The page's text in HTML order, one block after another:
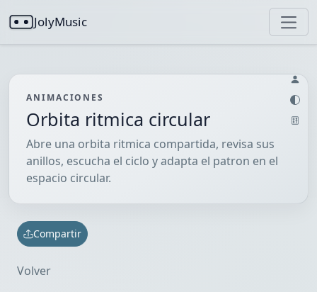
JolyMusic
ANIMACIONES
Orbita ritmica circular
Abre una orbita ritmica compartida, revisa sus
anillos, escucha el ciclo y adapta el patron en el
espacio circular.
Compartir
Volver